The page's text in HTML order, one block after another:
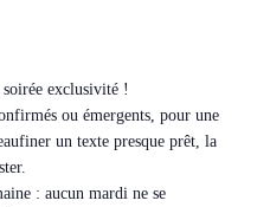
exclusivité !
ou émergents, pour une
un texte presque prêt, la
: aucun mardi ne se